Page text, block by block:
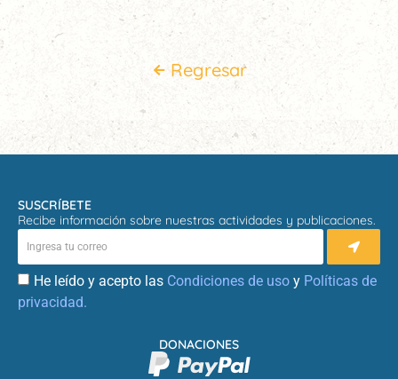
Regresar
SUSCRÍBETE
Recibe información sobre nuestras actividades y publicaciones.
He leído y acepto las Condiciones de uso y Políticas de
privacidad.
DONACIONES